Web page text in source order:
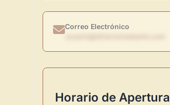
Correo Electrónico
Horario de Apertura